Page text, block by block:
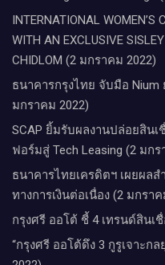
INTERNATIONAL WOMEN’S
WITH AN EXCLUSIVE
CHIDLOM (2 มกราคม 2022)
ธนาคารกรุงไทย จับมือ Nium
มกราคม 2022)
SCAP ยิ้มรับผลงานปล่อยสินเ
ฟอร์มสู่ Tech Leasing (2 มกร
ธนาคารไทยเครดิตฯ เผยผล
ทางการเงินต่อเนื่อง (2 มกรา
กรุงศรี ออโต้ ชี้ 4 เทรนด์สินเ
“กรุงศรี ออโต้ดึง 3 กูรูเจาะก